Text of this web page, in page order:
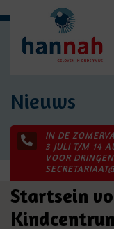
Nieuws
IN DE
3 JULI T/M 14
VOOR
Startsein